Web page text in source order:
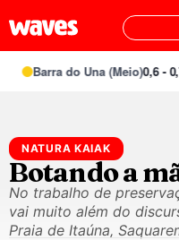
Barra do Una (Meio)0,6 -
NATURA KAIAK
Botando a
No trabalho de
vai muito além do
Praia de Itaúna,